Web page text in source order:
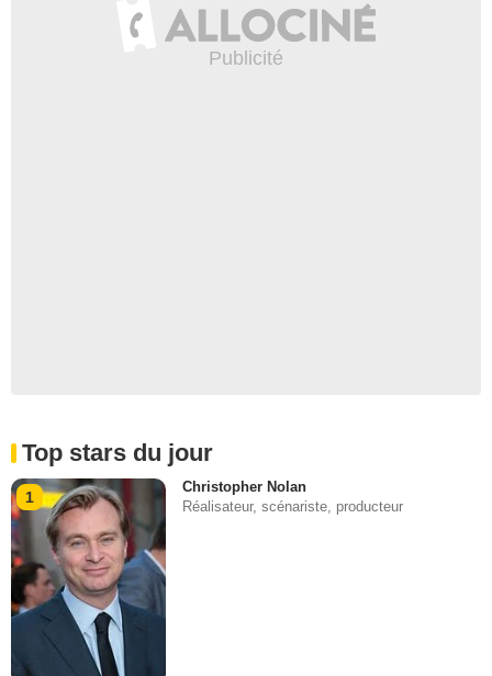
Top stars du jour
1
Christopher Nolan
Réalisateur, scénariste, producteur